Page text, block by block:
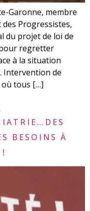
Garonne, membre
Progressistes,
du projet de loi de
regretter
à la situation
Intervention de
où tous […]
BESOINS À